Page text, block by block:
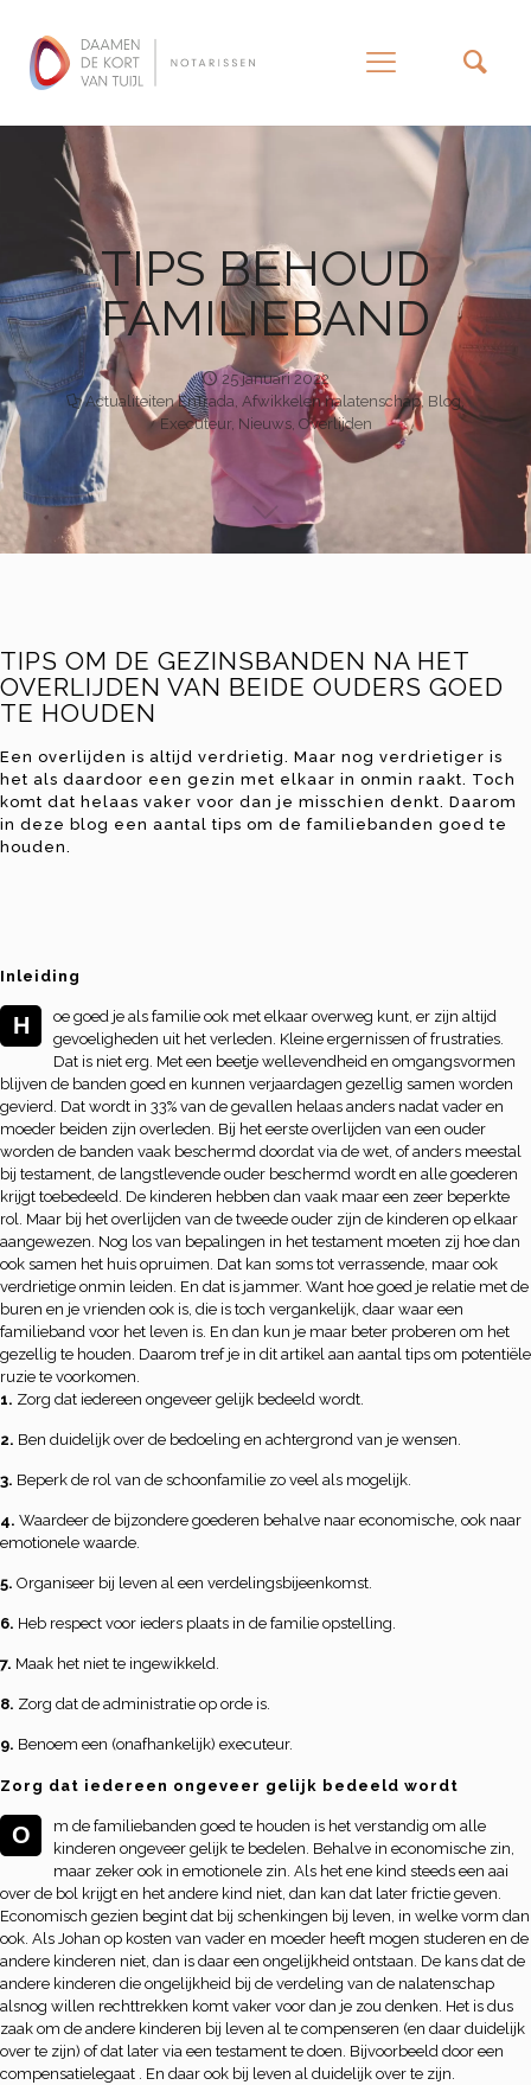
TIPS BEHOUD
FAMILIEBAND
25 januari 2022
Actualiteiten EnTrada Afwikkelen nalatenschap, Blog,
Executeur, Nieuws, Overlijden
TIPS OM DE GEZINSBANDEN NA HET
OVERLIJDEN VAN BEIDE OUDERS GOED
TE HOUDEN
Een overlijden is altijd verdrietig. Maar nog verdrietiger is
het als daardoor een gezin met elkaar in onmin raakt. Toch
komt dat helaas vaker voor dan je misschien denkt. Daarom
in deze blog een aantal tips om de familiebanden goed te
houden.
Inleiding
H
oe goed je als familie ook met elkaar overweg kunt, er zijn altijd
gevoeligheden uit het verleden. Kleine ergernissen of frustraties.
Dat is niet erg. Met een beetje wellevendheid en omgangsvormen
blijven de banden goed en kunnen verjaardagen gezellig samen worden
gevierd. Dat wordt in 33% van de gevallen helaas anders nadat vader en
moeder beiden zijn overleden. Bij het eerste overlijden van een ouder
worden de banden vaak beschermd doordat via de wet, of anders meestal
bij testament, de langstlevende ouder beschermd wordt en alle goederen
krijgt toebedeeld. De kinderen hebben dan vaak maar een zeer beperkte
rol. Maar bij het overlijden van de tweede ouder zijn de kinderen op elkaar
aangewezen. Nog los van bepalingen in het testament moeten zij hoe dan
ook samen het huis opruimen. Dat kan soms tot verrassende, maar ook
verdrietige onmin leiden. En dat is jammer. Want hoe goed je relatie met de
buren en je vrienden ook is, die is toch vergankelijk, daar waar een
familieband voor het leven is. En dan kun je maar beter proberen om het
gezellig te houden. Daarom tref je in dit artikel aan aantal tips om potentiële
ruzie te voorkomen.
1. Zorg dat iedereen ongeveer gelijk bedeeld wordt.
2. Ben duidelijk over de bedoeling en achtergrond van je wensen.
3. Beperk de rol van de schoonfamilie zo veel als mogelijk.
4. Waardeer de bijzondere goederen behalve naar economische, ook naar
emotionele waarde.
5. Organiseer bij leven al een verdelingsbijeenkomst.
6. Heb respect voor ieders plaats in de familie opstelling.
7. Maak het niet te ingewikkeld.
8. Zorg dat de administratie op orde is.
9. Benoem een (onafhankelijk) executeur.
Zorg dat iedereen ongeveer gelijk bedeeld wordt
O
m de familiebanden goed te houden is het verstandig om alle
kinderen ongeveer gelijk te bedelen. Behalve in economische zin,
maar zeker ook in emotionele zin. Als het ene kind steeds een aai
over de bol krijgt en het andere kind niet, dan kan dat later frictie geven.
Economisch gezien begint dat bij schenkingen bij leven, in welke vorm dan
ook. Als Johan op kosten van vader en moeder heeft mogen studeren en de
andere kinderen niet, dan is daar een ongelijkheid ontstaan. De kans dat de
andere kinderen die ongelijkheid bij de verdeling van de nalatenschap
alsnog willen rechttrekken komt vaker voor dan je zou denken. Het is dus
zaak om de andere kinderen bij leven al te compenseren (en daar duidelijk
over te zijn) of dat later via een testament te doen. Bijvoorbeeld door een
compensatielegaat . En daar ook bij leven al duidelijk over te zijn.